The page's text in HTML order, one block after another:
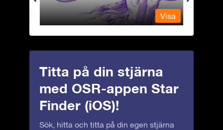
Visa
Titta på din stjärna
med OSR-appen Star
Finder (iOS)!
Sök, hitta och titta på din egen stjärna